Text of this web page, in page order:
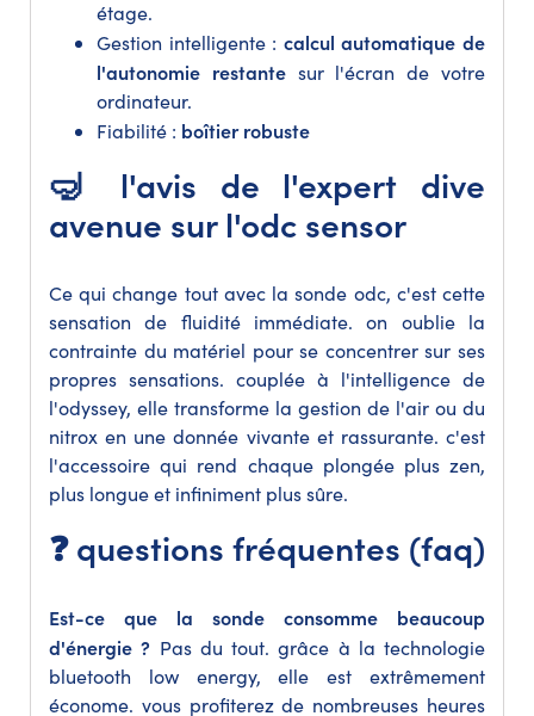
étage.
Gestion intelligente : calcul automatique de
l'autonomie restantesur l'écran de votre
ordinateur.
Fiabilité : boîtier robuste
🤿 l'avis de l'expert dive
avenue sur l'odc sensor
Ce qui change tout avec la sonde odc, c'est cette
sensation de fluidité immédiate. on oublie la
contrainte du matériel pour se concentrer sur ses
propres sensations. couplée à l'intelligence de
l'odyssey, elle transforme la gestion de l'air ou du
nitrox en une donnée vivante et rassurante. c'est
l'accessoire qui rend chaque plongée plus zen,
plus longue et infiniment plus sûre.
❓ questions fréquentes (faq)
Est-ce que la sonde consomme beaucoup
d'énergie ? Pas du tout. grâce à la technologie
bluetooth low energy, elle est extrêmement
économe. vous profiterez de nombreuses heures